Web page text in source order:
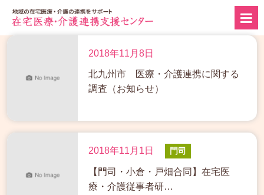
2018年11月8日
北九州市 医療・介護連携に関する
調査（お知らせ）
2018年11月1日 門司
【門司・小倉・戸畑合同】在宅医
療・介護従事者研…